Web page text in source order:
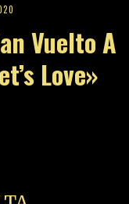
Vuelto A
Love»